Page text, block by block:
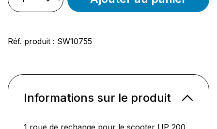
Réf. produit : SW10755
Informations sur le produit
1 roue de rechange pour le scooter UP 200